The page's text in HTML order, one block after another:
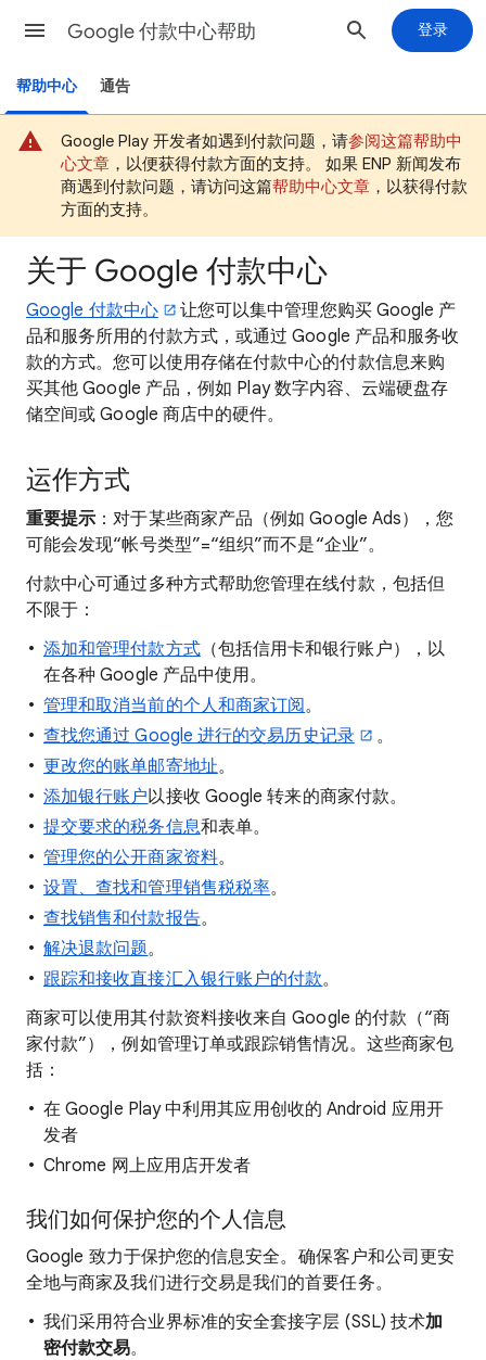
Google 付款中心帮助 登录
帮助中心 通告
Google Play 开发者如遇到付款问题，请参阅这篇帮助中
心文章 ，以便获得付款方面的支持。 如果 ENP 新闻发布
商遇到付款问题，请访问这篇帮助中心文章 ，以获得付款
方面的支持。
关于 Google 付款中心
Google 付款中心
让您可以集中管理您购买 Google 产
品和服务所用的付款方式，或通过 Google 产品和服务收
款的方式。您可以使用存储在付款中心的付款信息来购
买其他 Google 产品，例如 Play 数字内容、云端硬盘存
储空间或 Google 商店中的硬件。
运作方式
重要提示 ：对于某些商家产品（例如 Google Ads），您
可能会发现“帐号类型”=“组织”而不是“企业”。
付款中心可通过多种方式帮助您管理在线付款，包括但
不限于：
添加和管理付款方式（包括信用卡和银行账户），以
在各种 Google 产品中使用。
管理和取消当前的个人和商家订阅。
查找您通过 Google 进行的交易历史记录
。
更改您的账单邮寄地址。
添加银行账户以接收 Google 转来的商家付款。
提交要求的税务信息和表单。
管理您的公开商家资料。
设置、查找和管理销售税税率。
查找销售和付款报告。
解决退款问题。
跟踪和接收直接汇入银行账户的付款。
商家可以使用其付款资料接收来自 Google 的付款（“商
家付款”），例如管理订单或跟踪销售情况。这些商家包
括：
在 Google Play 中利用其应用创收的 Android 应用开
发者
Chrome 网上应用店开发者
我们如何保护您的个人信息
Google 致力于保护您的信息安全。确保客户和公司更安
全地与商家及我们进行交易是我们的首要任务。
我们采用符合业界标准的安全套接字层 (SSL) 技术加
密付款交易。